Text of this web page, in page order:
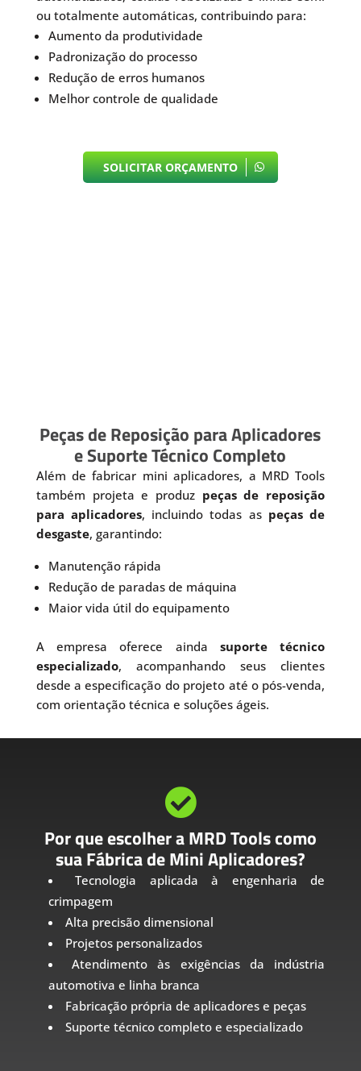
ou totalmente automáticas, contribuindo para:
Aumento da produtividade
Padronização do processo
Redução de erros humanos
Melhor controle de qualidade
SOLICITAR ORÇAMENTO
Peças de Reposição para Aplicadores
e Suporte Técnico Completo
Além de fabricar mini aplicadores, a MRD Tools
também projeta e produz peças de reposição
para aplicadores, incluindo todas as peças de
desgaste, garantindo:
Manutenção rápida
Redução de paradas de máquina
Maior vida útil do equipamento
A empresa oferece ainda suporte técnico
especializado, acompanhando seus clientes
desde a especificação do projeto até o pós-venda,
com orientação técnica e soluções ágeis.

Por que escolher a MRD Tools como
sua Fábrica de Mini Aplicadores?
Tecnologia aplicada à engenharia de
crimpagem
Alta precisão dimensional
Projetos personalizados
Atendimento às exigências da indústria
automotiva e linha branca
Fabricação própria de aplicadores e peças
Suporte técnico completo e especializado